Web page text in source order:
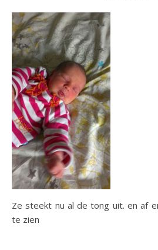
Ze steekt nu al de tong uit. en af
te zien